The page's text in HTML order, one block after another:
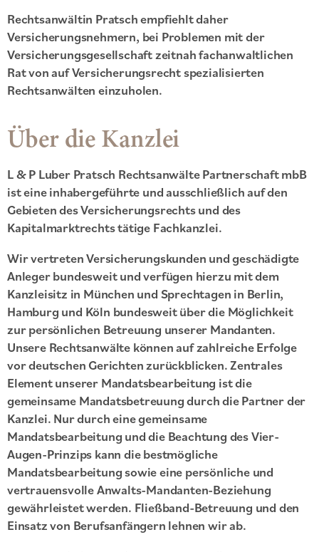
Rechtsanwältin Pratsch empfiehlt daher
Versicherungsnehmern, bei Problemen mit der
Versicherungsgesellschaft zeitnah fachanwaltlichen
Rat von auf Versicherungsrecht spezialisierten
Rechtsanwälten einzuholen.
Über die Kanzlei
L & P Luber Pratsch Rechtsanwälte Partnerschaft mbB
ist eine inhabergeführte und ausschließlich auf den
Gebieten des Versicherungsrechts und des
Kapitalmarktrechts tätige Fachkanzlei.
Wir vertreten Versicherungskunden und geschädigte
Anleger bundesweit und verfügen hierzu mit dem
Kanzleisitz in München und Sprechtagen in Berlin,
Hamburg und Köln bundesweit über die Möglichkeit
zur persönlichen Betreuung unserer Mandanten.
Unsere Rechtsanwälte können auf zahlreiche Erfolge
vor deutschen Gerichten zurückblicken. Zentrales
Element unserer Mandatsbearbeitung ist die
gemeinsame Mandatsbetreuung durch die Partner der
Kanzlei. Nur durch eine gemeinsame
Mandatsbearbeitung und die Beachtung des Vier-
Augen-Prinzips kann die bestmögliche
Mandatsbearbeitung sowie eine persönliche und
vertrauensvolle Anwalts-Mandanten-Beziehung
gewährleistet werden. Fließband-Betreuung und den
Einsatz von Berufsanfängern lehnen wir ab.